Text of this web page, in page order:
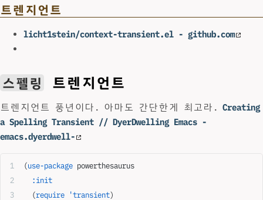
트렌지언트
licht1stein/context-transient.el - github.com
스펠링 트렌지언트
트렌지언트 풍년이다. 아마도 간단한게 최고라. Creating
a Spelling Transient // DyerDwelling Emacs -
emacs.dyerdwell-
(use-package powerthesaurus
  :init
  (
require 'transient)